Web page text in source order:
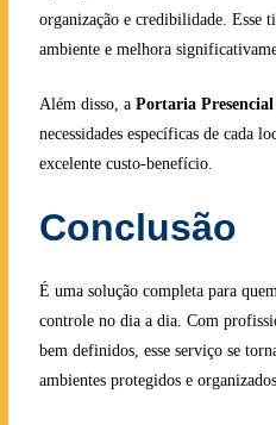
organização e credibilidade. Esse
ambiente e melhora
Além disso, a Portaria Presencial
necessidades específicas de cada
excelente custo-benefício.
Conclusão
É uma solução completa para
controle no dia a dia. Com
bem definidos, esse serviço se
ambientes protegidos e organizados.